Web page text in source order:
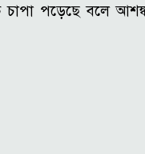
চাপা পড়েছে বলে